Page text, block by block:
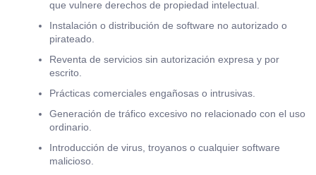
que vulnere derechos de propiedad intelectual.
Instalación o distribución de software no autorizado o
pirateado.
Reventa de servicios sin autorización expresa y por
escrito.
Prácticas comerciales engañosas o intrusivas.
Generación de tráfico excesivo no relacionado con el uso
ordinario.
Introducción de virus, troyanos o cualquier software
malicioso.